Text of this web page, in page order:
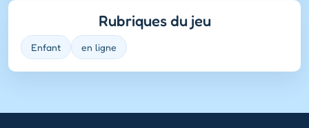
Rubriques du jeu
Enfant en ligne